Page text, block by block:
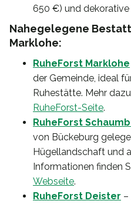
650 €) und dekorative
Nahegelegene
Marklohe:
RuheForst Marklohe
der Gemeinde, ideal
Ruhestätte. Mehr
RuheForst-Seite.
RuheForst
von Bückeburg
Hügellandschaft und
Informationen finden
Webseite.
RuheForst Deister